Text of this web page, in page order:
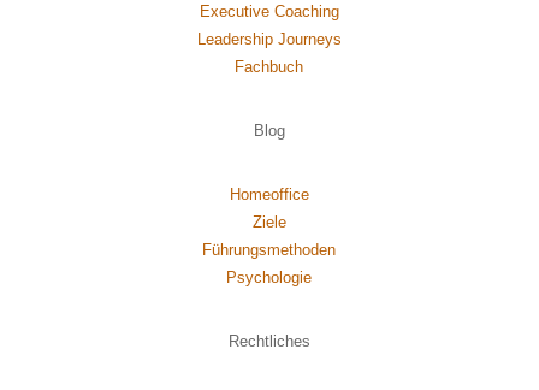
Executive Coaching
Leadership Journeys
Fachbuch
Blog
Homeoffice
Ziele
Führungsmethoden
Psychologie
Rechtliches